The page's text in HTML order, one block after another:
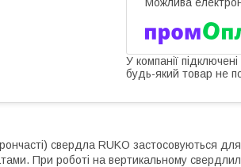
У компанії
будь-який товар не
свердла RUKO застосовуються
При роботі на вертикальному